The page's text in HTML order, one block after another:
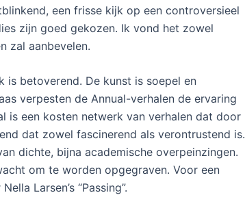
een frisse kijk op een controversieel
zijn goed gekozen. Ik vond het zowel
zal aanbevelen.
is betoverend. De kunst is soepel en
verpesten de Annual-verhalen de ervaring
is een kosten netwerk van verhalen dat door
dat zowel fascinerend als verontrustend is.
dichte, bijna academische overpeinzingen.
om te worden opgegraven. Voor een
Larsen’s “Passing”.